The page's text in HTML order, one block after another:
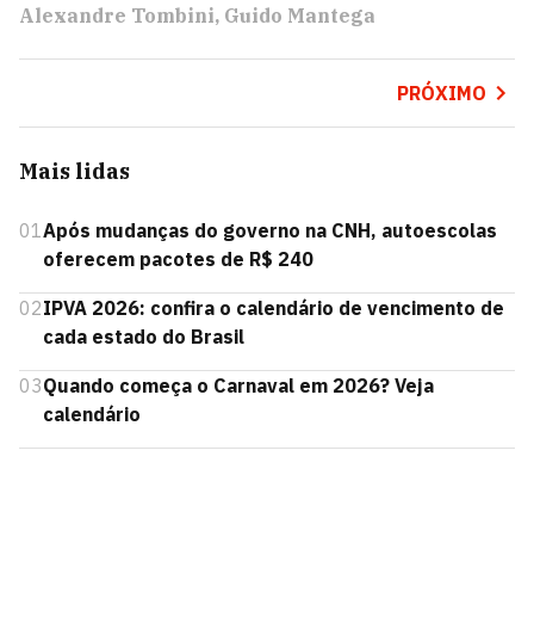
Alexandre Tombini Guido Mantega
PRÓXIMO
Mais lidas
01Após mudanças do governo na CNH, autoescolas
oferecem pacotes de R$ 240
02IPVA 2026: confira o calendário de vencimento de
cada estado do Brasil
03Quando começa o Carnaval em 2026? Veja
calendário